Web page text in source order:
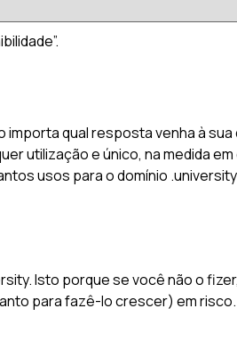
importa qual resposta venha à sua
utilização e único, na medida em
usos para o domínio
Isto porque se você não o fizer,
para fazê-lo crescer) em